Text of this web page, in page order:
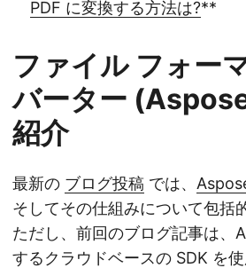
PDF に変換する方法は?**
ファイル フォー
バーター
紹介
最新の ブログ投稿 では、
そしてその仕組みについて包括
ただし、前回のブログ記事は、
するクラウドベースの SDK を